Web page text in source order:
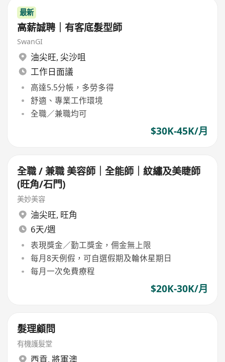
最新
高薪誠聘｜有客底髮型師
SwanGI
油尖旺, 尖沙咀
工作日面議
高達5.5分帳，多勞多得
舒適、專業工作環境
全職／兼職均可
$30K-45K/月
全職 / 兼職 美容師｜全能師｜紋繡及美睫師
(旺角/石門)
美妙美容
油尖旺, 旺角
6天/週
表現獎金／勤工獎金，佣金無上限
每月8天例假，可自選假期及輪休星期日
每月一次免費療程
$20K-30K/月
髮理顧問
有機護髮堂
西貢, 將軍澳